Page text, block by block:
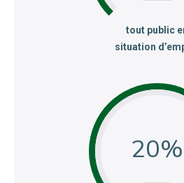
:tout public
situation
20